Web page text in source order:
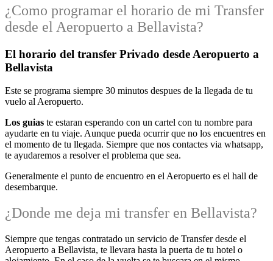
¿Como programar el horario de mi Transfer
desde el Aeropuerto a Bellavista?
El horario del transfer Privado desde Aeropuerto a
Bellavista
Este se programa siempre 30 minutos despues de la llegada de tu
vuelo al Aeropuerto.
Los guias te estaran esperando con un cartel con tu nombre para
ayudarte en tu viaje. Aunque pueda ocurrir que no los encuentres en
el momento de tu llegada. Siempre que nos contactes via whatsapp,
te ayudaremos a resolver el problema que sea.
Generalmente el punto de encuentro en el Aeropuerto es el hall de
desembarque.
¿Donde me deja mi transfer en Bellavista?
Siempre que tengas contratado un servicio de Transfer desde el
Aeropuerto a Bellavista, te llevara hasta la puerta de tu hotel o